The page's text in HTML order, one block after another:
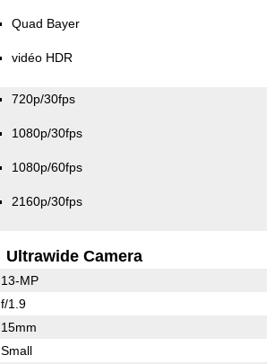
Quad Bayer
vidéo HDR
720p/30fps
1080p/30fps
1080p/60fps
2160p/30fps
Ultrawide Camera
13-MP
f/1.9
15mm
Small